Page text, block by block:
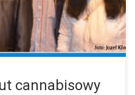
który jest prezesem oraz
na taką […]
cannabisowy